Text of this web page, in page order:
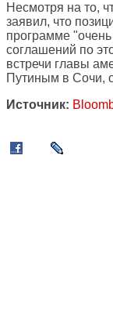
Несмотря на то,
заявил, что
программе
соглашений по
встречи главы
Путиным в Сочи,
Источник: